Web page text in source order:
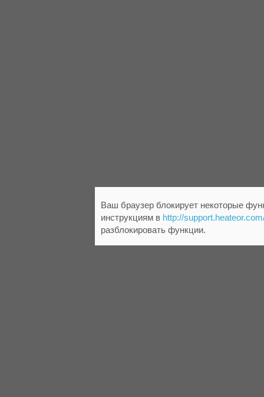
Ваш браузер блокирует некоторые
инструкциям в http://
разблокировать функции.